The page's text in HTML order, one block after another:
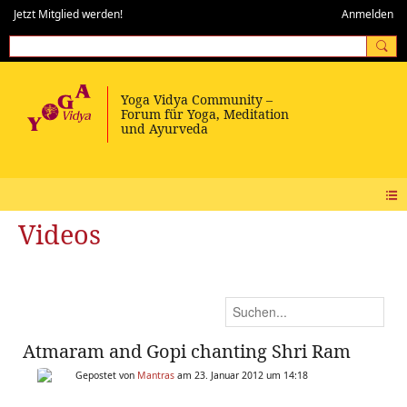
Jetzt Mitglied werden! Anmelden
Videos
Atmaram and Gopi chanting Shri Ram
Gepostet von Mantras am 23. Januar 2012 um 14:18